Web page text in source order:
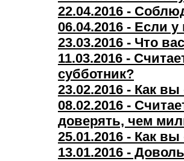
22.04.2016 -
06.04.2016 - Если
23.03.2016 - Что
11.03.2016 -
субботник?
23.02.2016 - Как
08.02.2016 -
доверять, чем
25.01.2016 - Как вы
13.01.2016 -